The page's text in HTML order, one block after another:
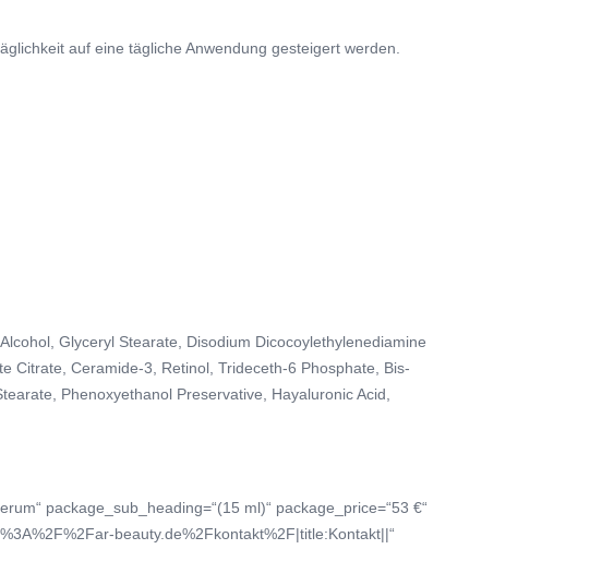
auf eine tägliche Anwendung gesteigert werden.
Glyceryl Stearate, Disodium Dicocoylethylenediamine
Citrate, Ceramide-3, Retinol, Trideceth-6 Phosphate, Bis-
Phenoxyethanol Preservative, Hayaluronic Acid,
package_sub_heading=“(15 ml)“ package_price=“53 €“
beauty.de%2Fkontakt%2F|title:Kontakt||“